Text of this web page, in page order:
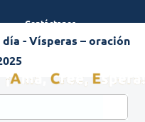
Contáctanos
día -Vísperas – oración